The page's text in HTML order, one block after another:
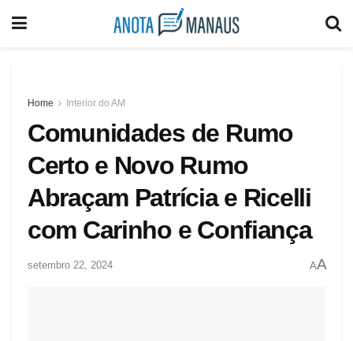
Home Interior do AM
Comunidades de Rumo
Certo e Novo Rumo
Abraçam Patrícia e Ricelli
com Carinho e Confiança
setembro 22, 2024 AA